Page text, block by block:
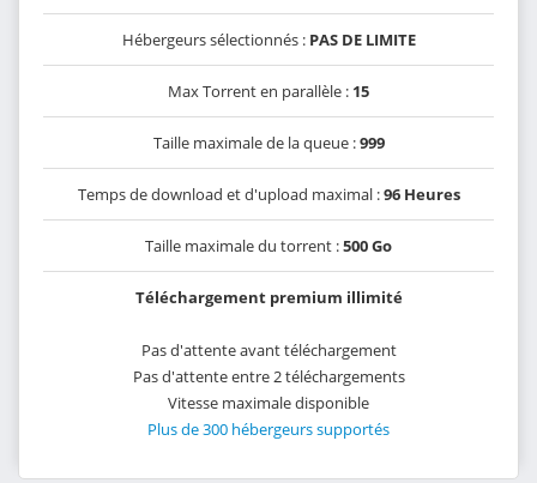
Hébergeurs sélectionnés : PAS DE LIMITE
Max Torrent en parallèle : 15
Taille maximale de la queue :999
Temps de download et d'upload maximal :96 Heures
Taille maximale du torrent :500 Go
Téléchargement premium illimité
Pas d'attente avant téléchargement
Pas d'attente entre 2 téléchargements
Vitesse maximale disponible
Plus de 300 hébergeurs supportés